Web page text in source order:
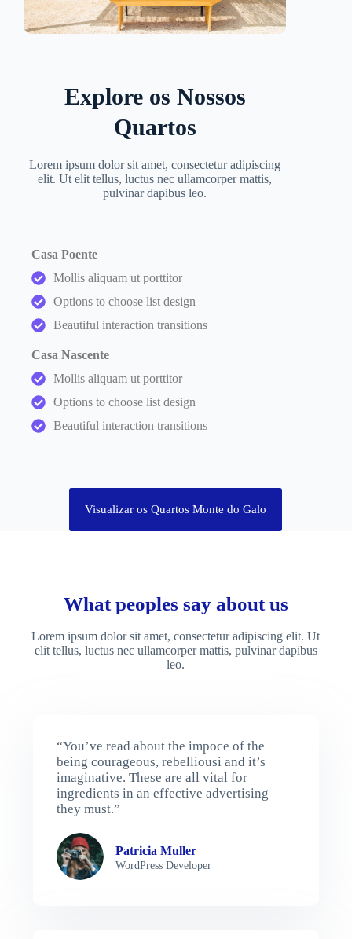
Explore os Nossos
Quartos
Lorem ipsum dolor sit amet, consectetur adipiscing
elit. Ut elit tellus, luctus nec ullamcorper mattis,
pulvinar dapibus leo.
Casa Poente
Mollis aliquam ut porttitor
Options to choose list design
Beautiful interaction transitions
Casa Nascente
Mollis aliquam ut porttitor
Options to choose list design
Beautiful interaction transitions
Visualizar os Quartos Monte do Galo
What peoples say about us
Lorem ipsum dolor sit amet, consectetur adipiscing elit. Ut
elit tellus, luctus nec ullamcorper mattis, pulvinar dapibus
leo.
“You’ve read about the impoce of the
being courageous, rebelliousi and it’s
imaginative. These are all vital for
ingredients in an effective advertising
they must.”
Patricia Muller
WordPress Developer